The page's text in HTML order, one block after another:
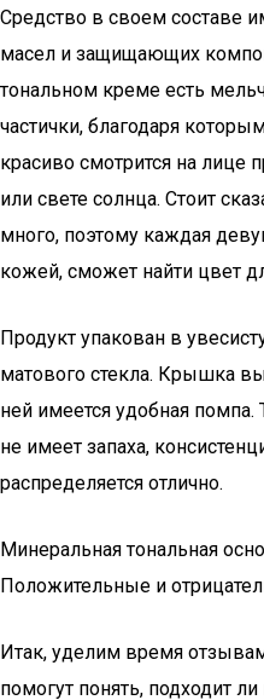
Средство в своем составе
масел и защищающих
тональном креме есть
частички, благодаря
красиво смотрится на лице
или свете солнца. Стоит
много, поэтому каждая
кожей, сможет найти цвет
Продукт упакован в
матового стекла. Крышка
ней имеется удобная
не имеет запаха,
распределяется отлично.
Минеральная тональная
Положительные и
Итак, уделим время
помогут понять, подходит